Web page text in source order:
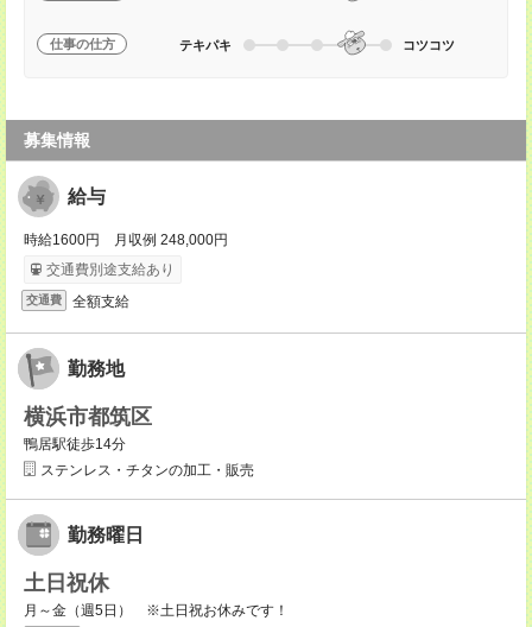
仕事の仕方 テキパキ コツコツ
募集情報
給与
時給1600円 月収例 248,000円
交通費別途支給あり
交通費 全額支給
勤務地
横浜市都筑区
鴨居駅徒歩14分
ステンレス・チタンの加工・販売
勤務曜日
土日祝休
月～金（週5日） ※土日祝お休みです！